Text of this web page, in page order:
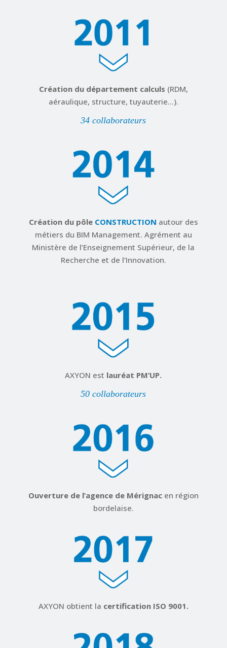
Création du département calculs (RDM,
aéraulique, structure, tuyauterie…).
34 collaborateurs
Création du pôle CONSTRUCTION autour des
métiers du BIM Management. Agrément au
Ministère de l’Enseignement Supérieur, de la
Recherche et de l’Innovation.
AXYON est lauréat PM’UP.
50 collaborateurs
Ouverture de l’agence de Mérignacen région
bordelaise.
AXYON obtient la certification ISO 9001.